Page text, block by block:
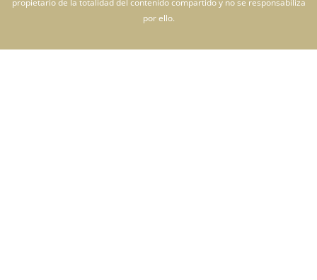
propietario de la totalidad del contenido compartido y no se responsabiliza
por ello.